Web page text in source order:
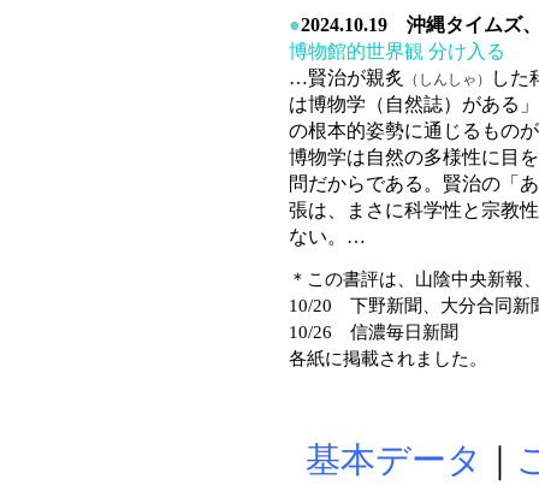
●2024.10.19 沖縄タイムズ
博物館的世界観 分け入る
…賢治が親炙
（しんしゃ）
した
は博物学（自然誌）がある
の根本的姿勢に通じるもの
博物学は自然の多様性に目
問だからである。賢治の「
張は、まさに科学性と宗教
ない。…
＊この書評は、山陰中央新報
10/20 下野新聞、大分合同新
10/26 信濃毎日新聞
各紙に掲載されました。
基本データ ｜